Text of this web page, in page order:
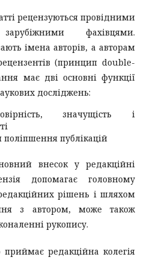
рецензуються провідними
фахівцями.
імена авторів, а авторам
(принцип double-
має дві основні функції
досліджень:
значущість і
публікацій
внесок у редакційні
допомагає головному
рішень і шляхом
з автором, може також
рукопису.
редакційна колегія